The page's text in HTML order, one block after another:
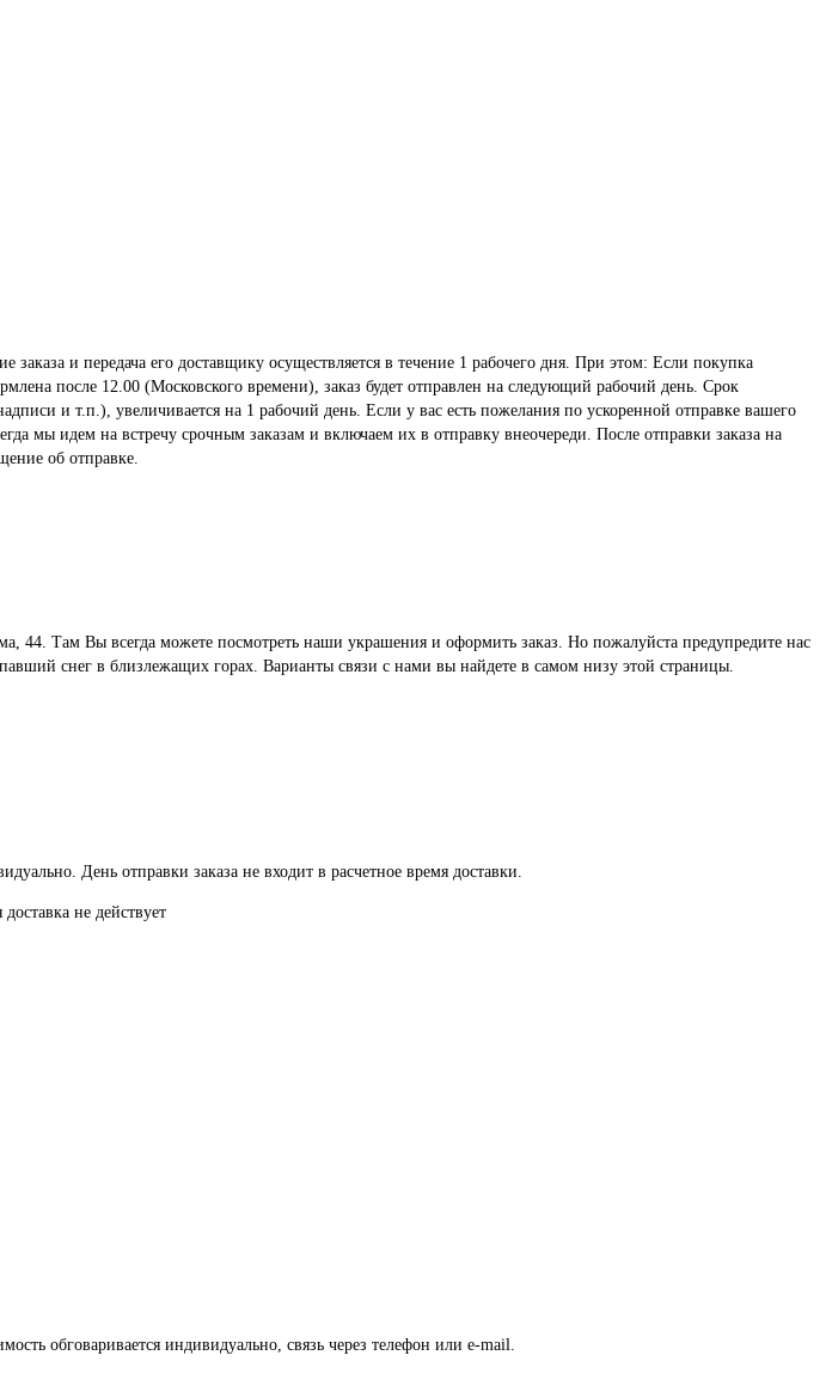
и передача его доставщику осуществляется в течение 1 рабочего дня. При этом: Если покупка
после 12.00 (Московского времени), заказ будет отправлен на следующий рабочий день. Срок
и т.п.), увеличивается на 1 рабочий день. Если у вас есть пожелания по ускоренной отправке вашего
мы идем на встречу срочным заказам и включаем их в отправку внеочереди. После отправки заказа на
об отправке.
44. Там Вы всегда можете посмотреть наши украшения и оформить заказ. Но пожалуйста предупредите нас
снег в близлежащих горах. Варианты связи с нами вы найдете в самом низу этой страницы.
День отправки заказа не входит в расчетное время доставки.
не действует
обговаривается индивидуально, связь через телефон или e-mail.